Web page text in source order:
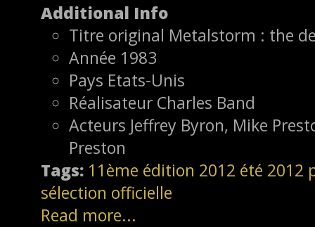
Additional Info
Titre original Metalstorm : the
Année 1983
Pays Etats-Unis
Réalisateur Charles Band
Acteurs Jeffrey Byron, Mike
Preston
Tags: 11ème édition 2012 été 2012
sélection officielle
Read more...